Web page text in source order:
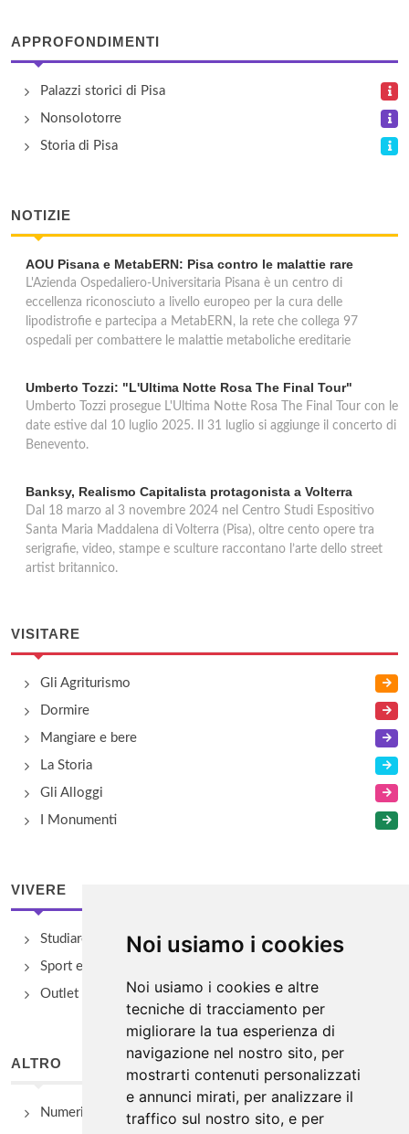
Noi usiamo i cookies
Noi usiamo i cookies e altre
tecniche di tracciamento per
migliorare la tua esperienza di
navigazione nel nostro sito, per
mostrarti contenuti personalizzati
e annunci mirati, per analizzare il
traffico sul nostro sito, e per
APPROFONDIMENTI
Palazzi storici di Pisa
Nonsolotorre
Storia di Pisa
NOTIZIE
AOU Pisana e MetabERN: Pisa contro le malattie rare
L'Azienda Ospedaliero-Universitaria Pisana è un centro di
eccellenza riconosciuto a livello europeo per la cura delle
lipodistrofie e partecipa a MetabERN, la rete che collega 97
ospedali per combattere le malattie metaboliche ereditarie
Umberto Tozzi: "L'Ultima Notte Rosa The Final Tour"
Umberto Tozzi prosegue L'Ultima Notte Rosa The Final Tour con le
date estive dal 10 luglio 2025. Il 31 luglio si aggiunge il concerto di
Benevento.
Banksy, Realismo Capitalista protagonista a Volterra
Dal 18 marzo al 3 novembre 2024 nel Centro Studi Espositivo
Santa Maria Maddalena di Volterra (Pisa), oltre cento opere tra
serigrafie, video, stampe e sculture raccontano l’arte dello street
artist britannico.
VISITARE
Gli Agriturismo
Dormire
Mangiare e bere
La Storia
Gli Alloggi
I Monumenti
VIVERE
Studiare
Sport e Benessere
Outlet e spacci aziendali
ALTRO
Numeri Utili